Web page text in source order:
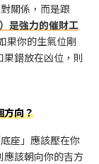
關係，而是跟
是強力的催財工
果你的生氣位剛
錯放在凶位，則
方向？
座」應該壓在你
應該朝向你的吉方